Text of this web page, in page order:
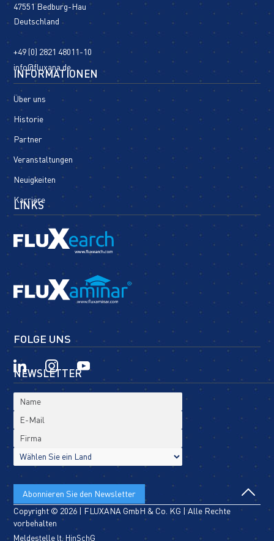
47551 Bedburg-Hau
Deutschland
+49 (0) 2821 48011-10
info@fluxana.de
INFORMATIONEN
Über uns
Historie
Partner
Veranstaltungen
Neuigkeiten
Karriere
LINKS
FOLGE UNS
NEWSLETTER
Copyright © 2026 | FLUXANA GmbH & Co. KG | Alle Rechte
vorbehalten
Meldestelle lt. HinSchG